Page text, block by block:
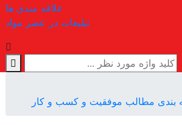
علاقه مندی ها
تبلیغات در عصر مواد
بندی مطالب موفقیت و کسب و کار